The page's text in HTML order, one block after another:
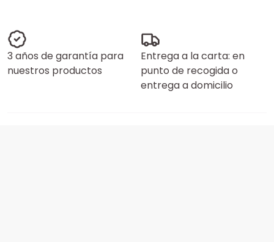
3 años de garantía para
nuestros productos
Entrega a la carta: en
punto de recogida o
entrega a domicilio